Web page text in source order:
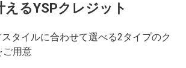
るYSPクレジット
タイルに合わせて選べる2タイプのク
ご用意